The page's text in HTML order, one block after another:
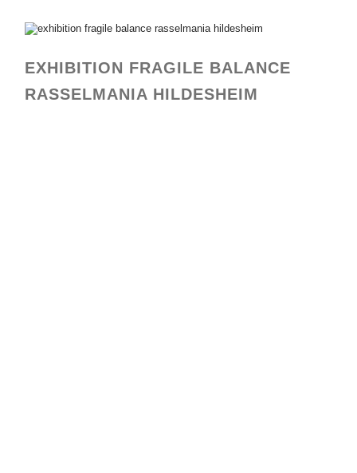
EXHIBITION FRAGILE BALANCE
RASSELMANIA HILDESHEIM